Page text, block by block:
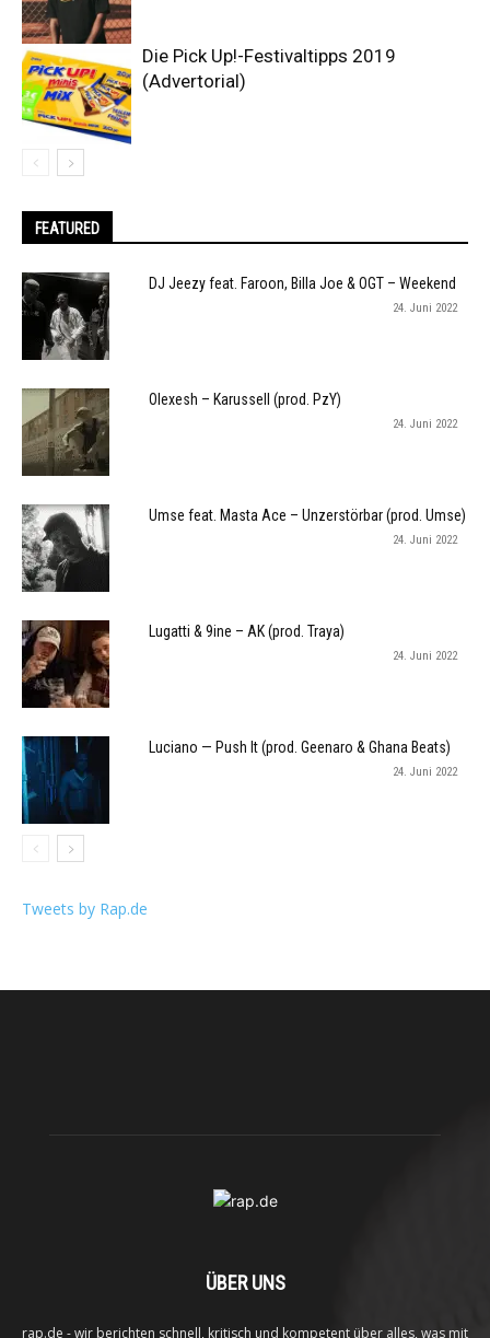
Die Pick Up!-Festivaltipps 2019
(Advertorial)
FEATURED
DJ Jeezy feat. Faroon, Billa Joe & OGT – Weekend
24. Juni 2022
Olexesh – Karussell (prod. PzY)
24. Juni 2022
Umse feat. Masta Ace – Unzerstörbar (prod. Umse)
24. Juni 2022
Lugatti & 9ine – AK (prod. Traya)
24. Juni 2022
Luciano — Push It (prod. Geenaro & Ghana Beats)
24. Juni 2022
Tweets by Rap.de
ÜBER UNS
rap.de - wir berichten schnell, kritisch und kompetent über alles, was mit